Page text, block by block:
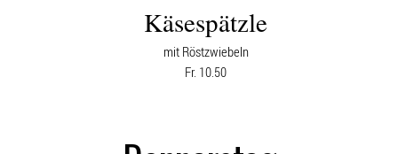
Käsespätzle
mit Röstzwiebeln
Fr. 10.50